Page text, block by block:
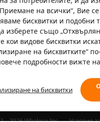
на всички“, Вие
бисквитки и подобни
изберете също
кои видове бисквитки
на бисквитките“
подробности вижте
на бисквитки